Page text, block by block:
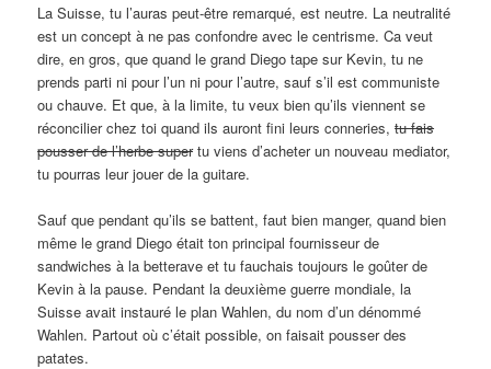
La Suisse, tu l’auras peut-être remarqué, est neutre. La neutralité
est un concept à ne pas confondre avec le centrisme. Ca veut
dire, en gros, que quand le grand Diego tape sur Kevin, tu ne
prends parti ni pour l’un ni pour l’autre, sauf s’il est communiste
ou chauve. Et que, à la limite, tu veux bien qu’ils viennent se
réconcilier chez toi quand ils auront fini leurs conneries,tu fais
pousser de l’herbe supertu viens d’acheter un nouveau mediator,
tu pourras leur jouer de la guitare.
Sauf que pendant qu’ils se battent, faut bien manger, quand bien
même le grand Diego était ton principal fournisseur de
sandwiches à la betterave et tu fauchais toujours le goûter de
Kevin à la pause. Pendant la deuxième guerre mondiale, la
Suisse avait instauré le plan Wahlen, du nom d’un dénommé
Wahlen. Partout où c’était possible, on faisait pousser des
patates.